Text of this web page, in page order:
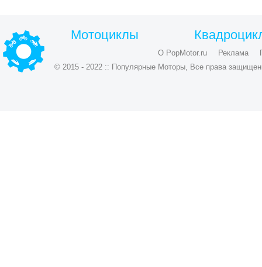
Мотоциклы
О PopMotor.ru Реклама
© 2015 - 2022 :: Популярные Моторы, Все права